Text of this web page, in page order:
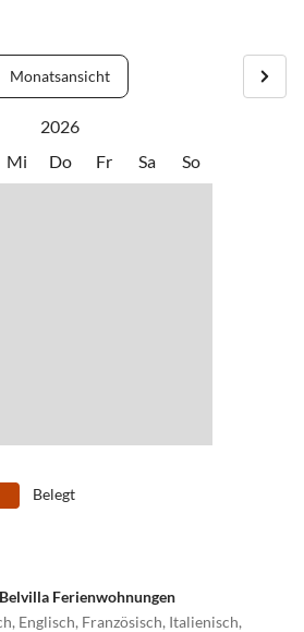
Monatsansicht
2026
Mi Do Fr Sa So
Belegt
Ferienwohnungen
Englisch, Französisch, Italienisch,